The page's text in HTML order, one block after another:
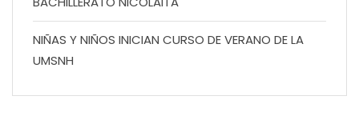
NIÑAS Y NIÑOS INICIAN CURSO DE VERANO DE LA
UMSNH